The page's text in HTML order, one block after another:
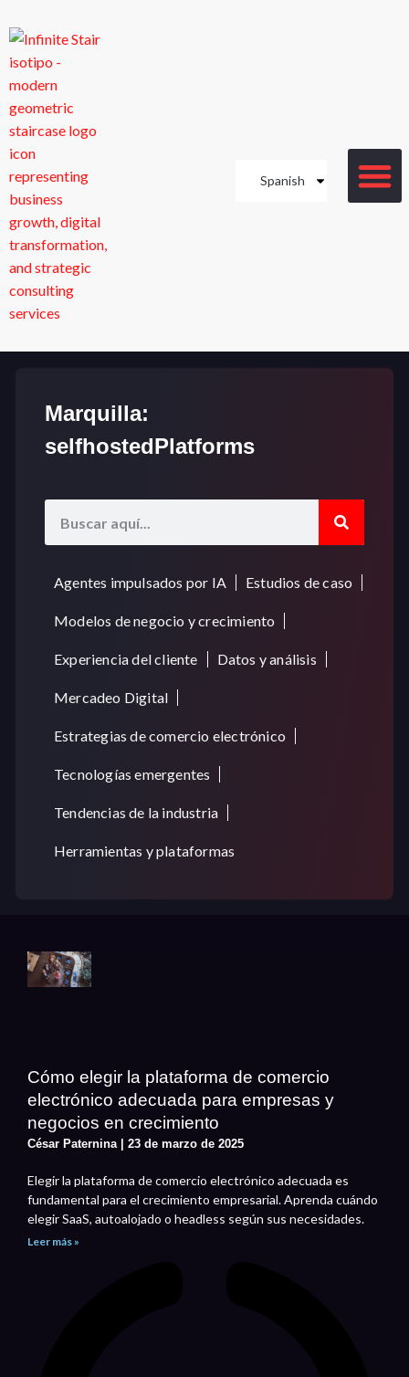
Spanish
Marquilla:
selfhostedPlatforms
Agentes impulsados por IA Estudios de caso
Modelos de negocio y crecimiento
Experiencia del cliente Datos y análisis
Mercadeo Digital
Estrategias de comercio electrónico
Tecnologías emergentes
Tendencias de la industria
Herramientas y plataformas
Cómo elegir la plataforma de comercio
electrónico adecuada para empresas y
negocios en crecimiento
César Paternina 23 de marzo de 2025
Elegir la plataforma de comercio electrónico adecuada es
fundamental para el crecimiento empresarial. Aprenda cuándo
elegir SaaS, autoalojado o headless según sus necesidades.
Leer más »